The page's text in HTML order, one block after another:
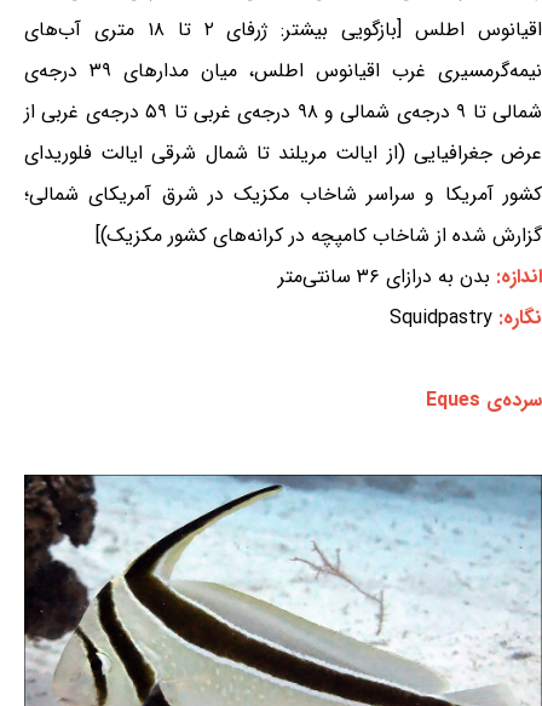
اقیانوس اطلس [بازگویی بیشتر: ژرفای ۲ تا ۱۸ متری آب‌های
نیمه‌گرمسیری غرب اقیانوس اطلس، میان مدارهای ۳۹ درجه‌ی
شمالی تا ۹ درجه‌ی شمالی و ۹۸ درجه‌ی غربی تا ۵۹ درجه‌ی غربی از
عرض جغرافیایی (از ایالت مریلند تا شمال شرقی ایالت فلوریدای
کشور آمریکا و سراسر شاخاب مکزیک در شرق آمریکای شمالی؛
گزارش شده از شاخاب کامپچه در کرانه‌های کشور مکزیک)]
اندازه: بدن به درازای ۳۶ سانتی‌متر
نگاره: Squidpastry
سرده‌ی Eques